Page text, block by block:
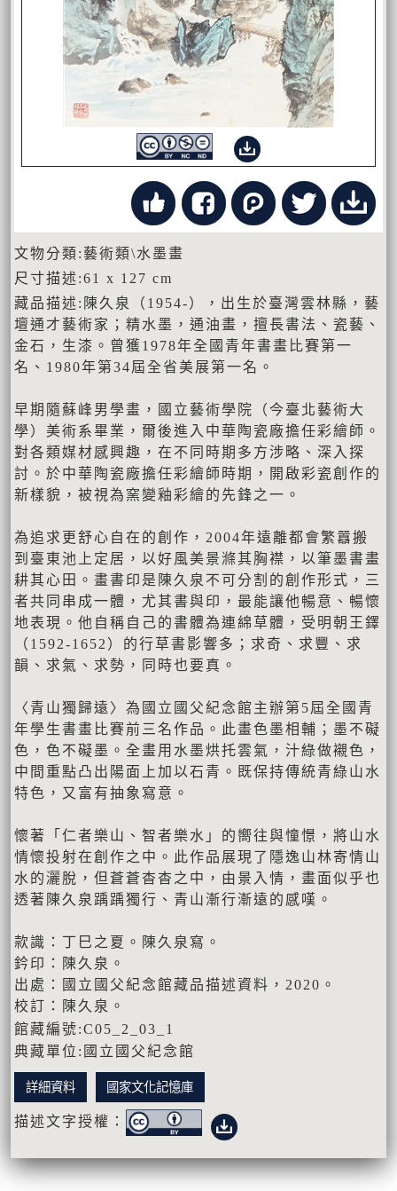
文物分類:藝術類\水墨畫
尺寸描述:61 x 127 cm
藏品描述:陳久泉（1954-），出生於臺灣雲林縣，藝
壇通才藝術家；精水墨，通油畫，擅長書法、瓷藝、
金石，生漆。曾獲1978年全國青年書畫比賽第一
名、1980年第34屆全省美展第一名。
早期隨蘇峰男學畫，國立藝術學院（今臺北藝術大
學）美術系畢業，爾後進入中華陶瓷廠擔任彩繪師。
對各類媒材感興趣，在不同時期多方涉略、深入探
討。於中華陶瓷廠擔任彩繪師時期，開啟彩瓷創作的
新樣貌，被視為窯變釉彩繪的先鋒之一。
為追求更舒心自在的創作，2004年遠離都會繁囂搬
到臺東池上定居，以好風美景滌其胸襟，以筆墨書畫
耕其心田。畫書印是陳久泉不可分割的創作形式，三
者共同串成一體，尤其書與印，最能讓他暢意、暢懷
地表現。他自稱自己的書體為連綿草體，受明朝王鐸
（1592-1652）的行草書影響多；求奇、求豐、求
韻、求氣、求勢，同時也要真。
〈青山獨歸遠〉為國立國父紀念館主辦第5屆全國青
年學生書畫比賽前三名作品。此畫色墨相輔；墨不礙
色，色不礙墨。全畫用水墨烘托雲氣，汁綠做襯色，
中間重點凸出陽面上加以石青。既保持傳統青綠山水
特色，又富有抽象寫意。
懷著「仁者樂山、智者樂水」的嚮往與憧憬，將山水
情懷投射在創作之中。此作品展現了隱逸山林寄情山
水的灑脫，但蒼蒼杳杳之中，由景入情，畫面似乎也
透著陳久泉踽踽獨行、青山漸行漸遠的感嘆。
款識：丁巳之夏。陳久泉寫。
鈐印：陳久泉。
出處：國立國父紀念館藏品描述資料，2020。
校訂：陳久泉。
館藏編號:C05_2_03_1
典藏單位:國立國父紀念館
詳細資料 國家文化記憶庫
描述文字授權：